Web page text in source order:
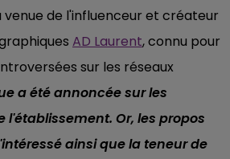
venue de l'influenceur et créateur
AD Laurent, connu pour
sur les réseaux
a été annoncée sur les
l'établissement. Or, les propos
ainsi que la teneur de